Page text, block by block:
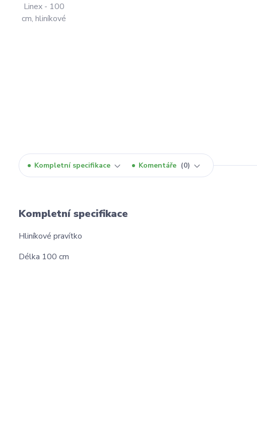
Kompletní specifikace Komentáře 0
Kompletní specifikace
Hliníkové pravítko
Délka 100 cm